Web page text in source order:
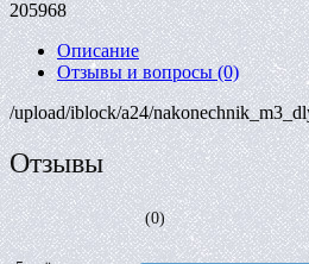
205968
Описание
Отзывы и вопросы(0)
/upload/iblock/a24/
Отзывы
(0)